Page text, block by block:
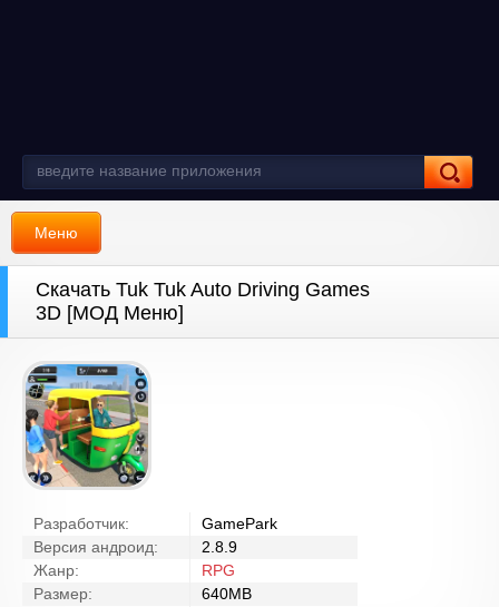
Меню
Скачать Tuk Tuk Auto Driving Games
3D [МОД Меню]
Разработчик:
GamePark
Версия андроид:
2.8.9
Жанр:
RPG
Размер:
640MB